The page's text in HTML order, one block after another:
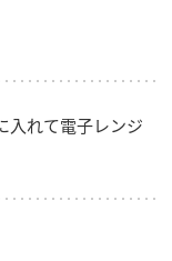
入れて電子レンジ